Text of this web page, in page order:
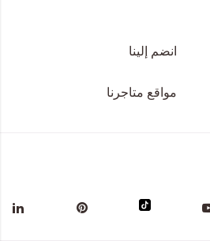
انضم إلينا
مواقع متاجرنا